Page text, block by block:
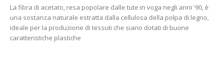
La fibra di acetato, resa popolare dalle tute in voga negli anni '90, è
una sostanza naturale estratta dalla cellulosa della polpa di legno,
ideale per la produzione di tessuti che siano dotati di buone
caratteristiche plastiche